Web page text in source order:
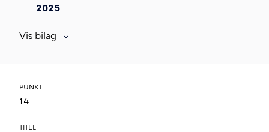
2025
Vis bilag
PUNKT
14
TITEL